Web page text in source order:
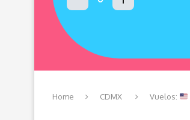
Home CDMX Vuelos: